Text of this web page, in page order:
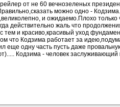
от не 60 вечнозеленых
можно одно -
и ожидаемо.Плохо только
действительно жаль что
тем и красиво,красивый уход
что Кодзима работает за
еще одну часть пусть даже
Кодзима - человек заслуживающий